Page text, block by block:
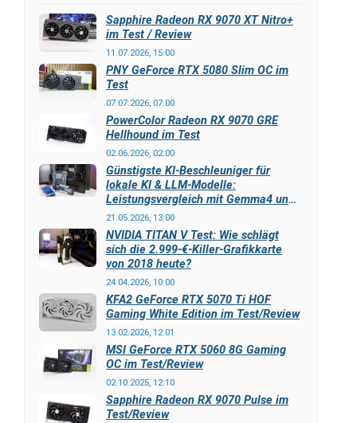
Sapphire Radeon RX 9070 XT Nitro+
im Test / Review
11.07.2026, 15:00
PNY GeForce RTX 5080 Slim OC im
Test
07.07.2026, 07:00
PowerColor Radeon RX 9070 GRE
Hellhound im Test
02.06.2026, 02:00
Günstigste KI-Beschleuniger für
lokale KI & LLM-Modelle:
Leistungsvergleich mit Gemma4 und
LLAMA3
21.05.2026, 13:00
NVIDIA TITAN V Test: Wie schlägt
sich die 2.999-€-Killer-Grafikkarte
von 2018 heute?
24.04.2026, 10:00
KFA2 GeForce RTX 5070 Ti HOF
Gaming White Edition im Test/Review
13.02.2026, 12:01
MSI GeForce RTX 5060 8G Gaming
OC im Test/Review
02.10.2025, 12:10
Sapphire Radeon RX 9070 Pulse im
Test/Review